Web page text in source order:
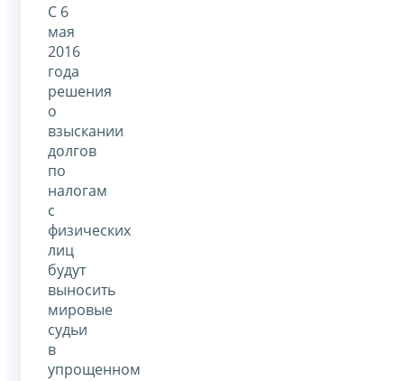
С 6
мая
2016
года
решения
о
взыскании
долгов
по
налогам
с
физических
лиц
будут
выносить
мировые
судьи
в
упрощенном